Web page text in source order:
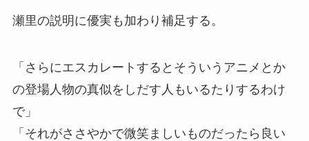
瀬里の説明に優実も加わり補足する。
「さらにエスカレートするとそういうアニメとか
の登場人物の真似をしだす人もいるたりするわけ
で」
「それがささやかで微笑ましいものだったら良い